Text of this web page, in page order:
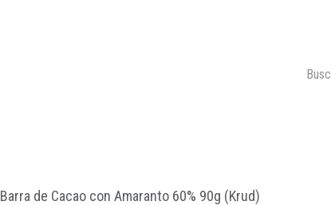
Barra de Cacao con Amaranto 60% 90g (Krud)